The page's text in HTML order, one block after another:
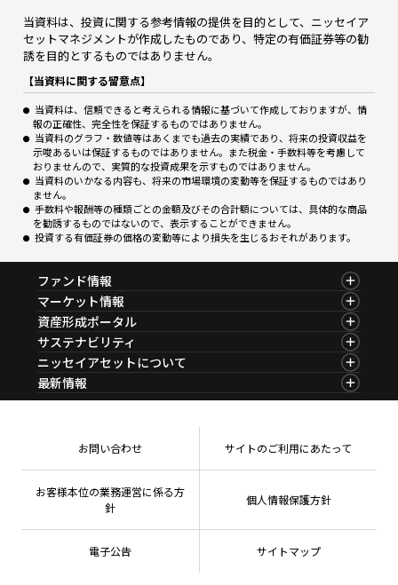
当資料は、投資に関する参考情報の提供を目的として、ニッセイア
セットマネジメントが作成したものであり、特定の有価証券等の勧
誘を目的とするものではありません。
【当資料に関する留意点】
当資料は、信頼できると考えられる情報に基づいて作成しておりますが、情
報の正確性、完全性を保証するものではありません。
当資料のグラフ・数値等はあくまでも過去の実績であり、将来の投資収益を
示唆あるいは保証するものではありません。また税金・手数料等を考慮して
おりませんので、実質的な投資成果を示すものではありません。
当資料のいかなる内容も、将来の市場環境の変動等を保証するものではあり
ません。
手数料や報酬等の種類ごとの金額及びその合計額については、具体的な商品
を勧誘するものではないので、表示することができません。
投資する有価証券の価格の変動等により損失を生じるおそれがあります。
ファンド情報
ファンド情報TOP
基準価額一覧
ファンド検索
ファンド比較
決算カレンダー
海外休日カレンダー
投資信託新商品のご案内
ちょこっと3分！ファンドシアター
有価証券届出書の効力の発生の有無について
こだわりのインデックスファンド 購入・換金手数料
なしシリーズ
確定拠出年金について
マーケット情報
マーケット情報TOP
マーケット指数
マーケットレポート
コラム
ファンドレポート
資産形成ポータル
資産形成ポータルTOP
資産形成サービス
Nダイレクト
資産形成サポート
NAMシティ
お問い合わせ
よくあるご質問
サステナビリティ
サステナビリティTOP
サステナビリティ経営
サステナブル投資
ニッセイアセットについて
ニッセイアセットについてTOP
会社情報
方針・その他開示情報
公式キャラクターのご紹介
最新情報
マーケットニュース
メディアお問い合わせ サイトのご利用にあたって
お客様本位の業務運営に係る方
針
個人情報保護方針
電子公告 サイトマップ